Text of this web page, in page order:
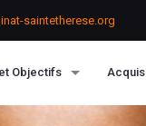
saintetherese.org
Objectifs Acquis